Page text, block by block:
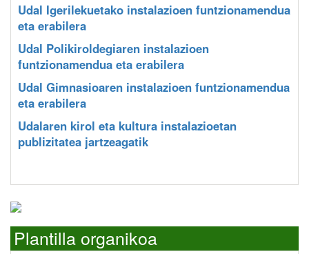
Udal Igerilekuetako instalazioen funtzionamendua
eta erabilera
Udal Polikiroldegiaren instalazioen
funtzionamendua eta erabilera
Udal Gimnasioaren instalazioen funtzionamendua
eta erabilera
Udalaren kirol eta kultura instalazioetan
publizitatea jartzeagatik
Plantilla organikoa